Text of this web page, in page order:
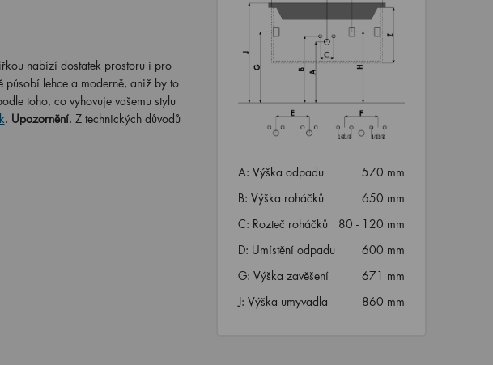
nabízí dostatek prostoru i pro
lehce a moderně, aniž by to
toho, co vyhovuje vašemu stylu
. Upozornění. Z technických důvodů
A: Výška odpadu
570 mm
B: Výška roháčků
650 mm
C: Rozteč roháčků
80 - 120 mm
D: Umístění odpadu
600 mm
G: Výška zavěšení
671 mm
J: Výška umyvadla
860 mm